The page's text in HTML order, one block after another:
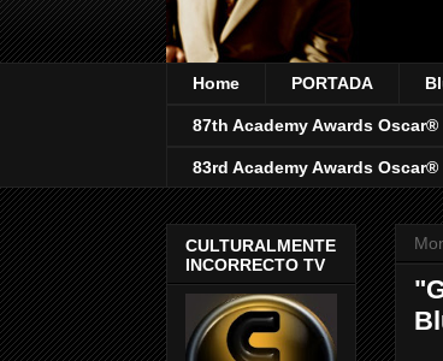
Home PORTADA
87th Academy Awards Oscar®
83rd Academy Awards Oscar®
CULTURALMENTE
INCORRECTO TV